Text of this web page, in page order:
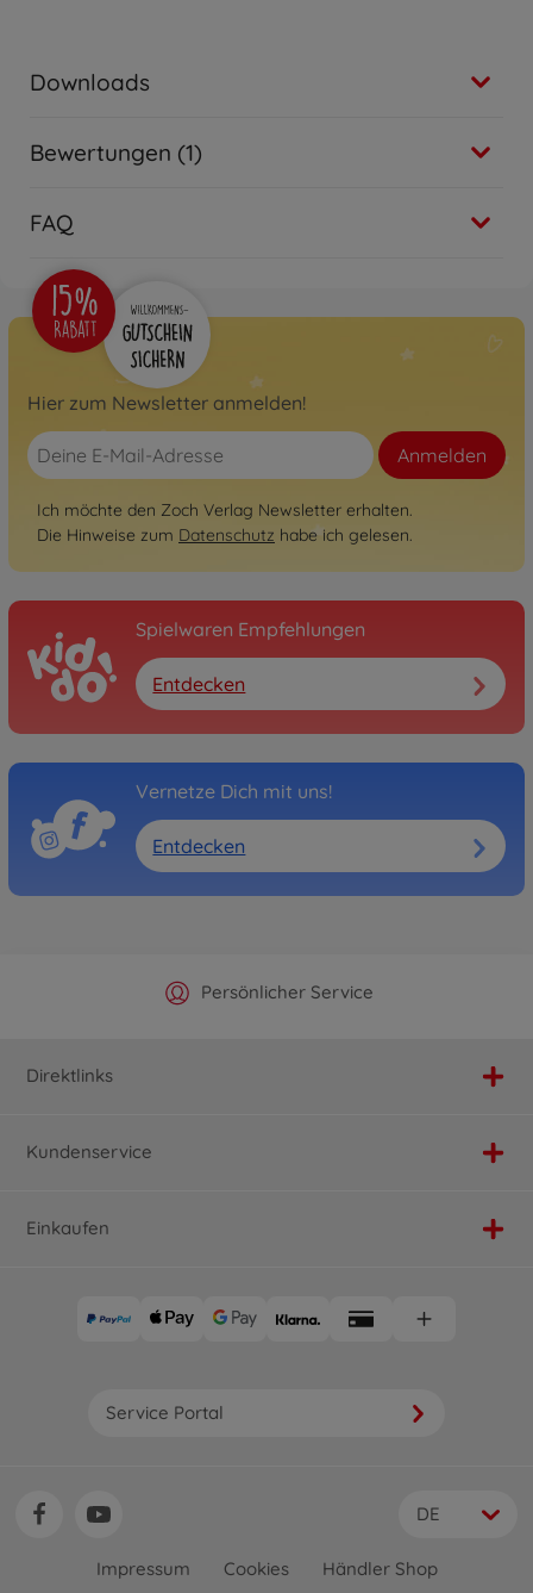
Downloads
Bewertungen (1)
FAQ
Hier zum Newsletter anmelden!
Anmelden
Ich möchte den Zoch Verlag Newsletter erhalten.
Die Hinweise zum Datenschutz habe ich gelesen.
Spielwaren Empfehlungen
Entdecken
Vernetze Dich mit uns!
Entdecken
Offizieller Hersteller Shop
Persönlicher Service
Versandkostenfrei ab 25€
Schnelle Lieferung
Direktlinks
Kundenservice
Einkaufen
Service Portal
DE
Impressum Cookies Händler Shop